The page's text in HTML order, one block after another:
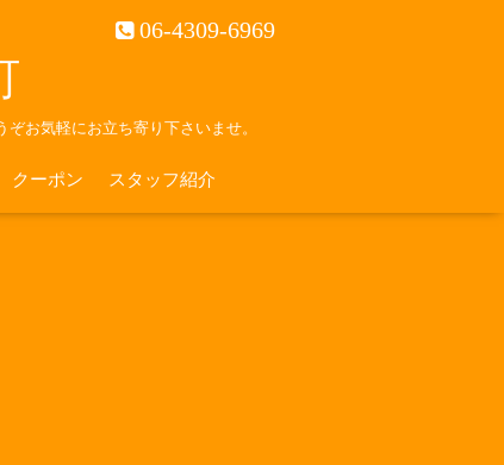
06-4309-6969
お気軽にお立ち寄り下さいませ。
クーポン スタッフ紹介